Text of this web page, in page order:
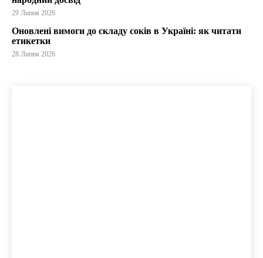
29 Липня 2026
Оновлені вимоги до складу соків в Україні: як читати
етикетки
28 Липня 2026